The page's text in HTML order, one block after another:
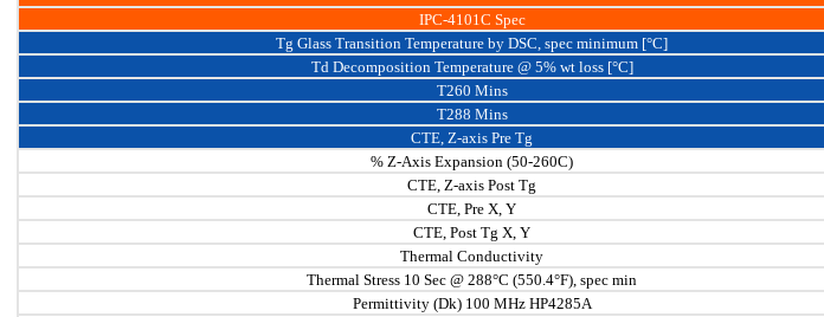
IPC-4101C Spec
Tg Glass Transition Temperature by DSC, spec minimum [°C]
Td Decomposition Temperature @ 5% wt loss [°C]
T260 Mins
T288 Mins
CTE, Z-axis Pre Tg
% Z-Axis Expansion (50-260C)
CTE, Z-axis Post Tg
CTE, Pre X, Y
CTE, Post Tg X, Y
Thermal Conductivity
Thermal Stress 10 Sec @ 288°C (550.4°F), spec min
Permittivity (Dk) 100 MHz HP4285A